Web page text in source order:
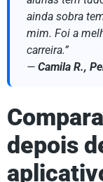
ainda sobra
mim. Foi a
carreira.”
— Camila R.,
depois